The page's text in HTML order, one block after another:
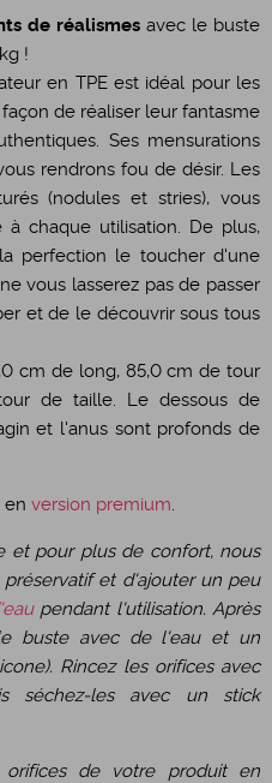
de réalismes avec le buste
!
en TPE est idéal pour les
de réaliser leur fantasme
Ses mensurations
rendrons fou de désir. Les
(nodules et stries), vous
à chaque utilisation. De plus,
perfection le toucher d'une
vous lasserez pas de passer
et de le découvrir sous tous
cm de long, 85,0 cm de tour
de taille. Le dessous de
et l'anus sont profonds de
en version premium.
et pour plus de confort, nous
et d'ajouter un peu
pendant l'utilisation. Après
buste avec de l'eau et un
Rincez les orifices avec
séchez-les avec un stick
de votre produit en